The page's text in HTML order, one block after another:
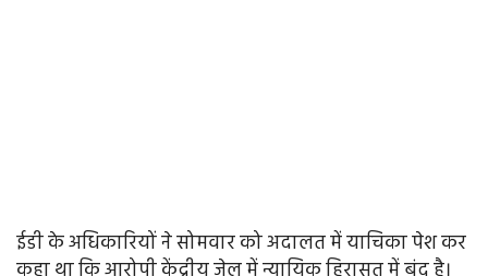
ईडी के अधिकारियों ने सोमवार को अदालत में याचिका पेश कर